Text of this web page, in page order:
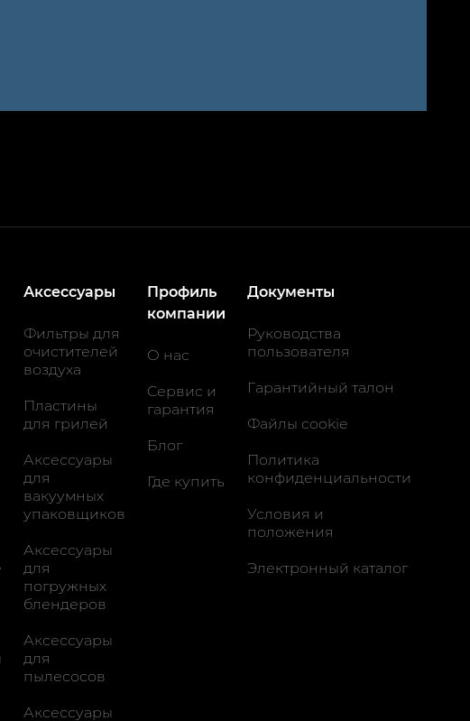
Аксессуары
Фильтры для
очистителей
воздуха
Пластины
для грилей
Аксессуары
для
вакуумных
упаковщиков
Аксессуары
для
погружных
блендеров
Аксессуары
для
пылесосов
Аксессуары
Профиль
компании
О нас
Сервис и
гарантия
Блог
Где купить
Документы
Руководства
пользователя
Гарантийный талон
Файлы cookie
Политика
конфиденциальности
Условия и
положения
Электронный каталог